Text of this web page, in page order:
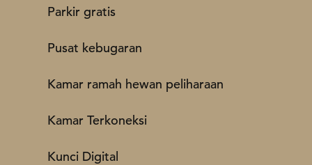
Parkir gratis
Pusat kebugaran
Kamar ramah hewan peliharaan
Kamar Terkoneksi
Kunci Digital